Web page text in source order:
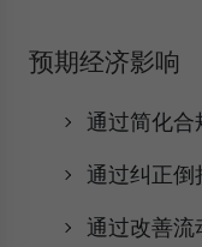
预期经济影响
通过简化合
通过纠正倒
通过改善流